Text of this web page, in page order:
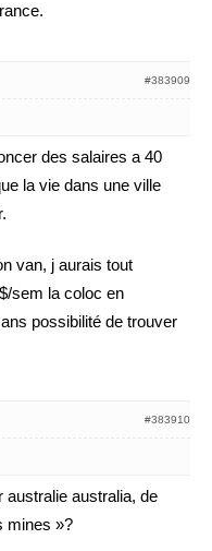
#383909
des salaires a 40
la vie dans une ville
van, j aurais tout
sem la coloc en
possibilité de trouver
#383910
australie australia, de
mines »?